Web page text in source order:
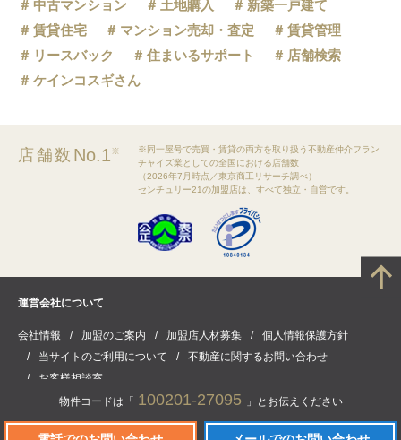
物件コードは「 100201-27095 」とお伝えください
中古マンション
土地購入
新築一戸建て
賃貸住宅
マンション売却・査定
賃貸管理
リースバック
住まいるサポート
店舗検索
ケインコスギさん
店舗数 No.1※
※同一屋号で売買・賃貸の両方を取り扱う不動産仲介フラン
チャイズ業としての全国における店舗数
（2026年7月時点／東京商工リサーチ調べ）
センチュリー21の加盟店は、すべて独立・自営です。
運営会社について
会社情報 加盟のご案内 加盟店人材募集
個人情報保護方針
当サイトのご利用について
不動産に関するお問い合わせ
お客様相談室